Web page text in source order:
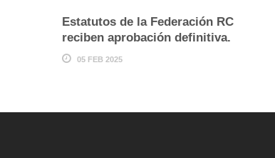
Estatutos de la Federación RC
reciben aprobación definitiva.
05 FEB 2025